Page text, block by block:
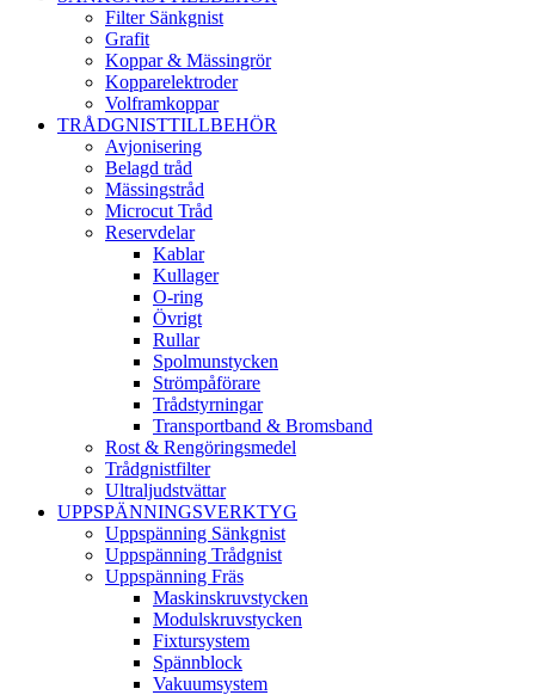
Filter Sänkgnist
Grafit
Koppar & Mässingrör
Kopparelektroder
Volframkoppar
TRÅDGNISTTILLBEHÖR
Avjonisering
Belagd tråd
Mässingstråd
Microcut Tråd
Reservdelar
Kablar
Kullager
O-ring
Övrigt
Rullar
Spolmunstycken
Strömpåförare
Trådstyrningar
Transportband & Bromsband
Rost & Rengöringsmedel
Trådgnistfilter
Ultraljudstvättar
UPPSPÄNNINGSVERKTYG
Uppspänning Sänkgnist
Uppspänning Trådgnist
Uppspänning Fräs
Maskinskruvstycken
Modulskruvstycken
Fixtursystem
Spännblock
Vakuumsystem